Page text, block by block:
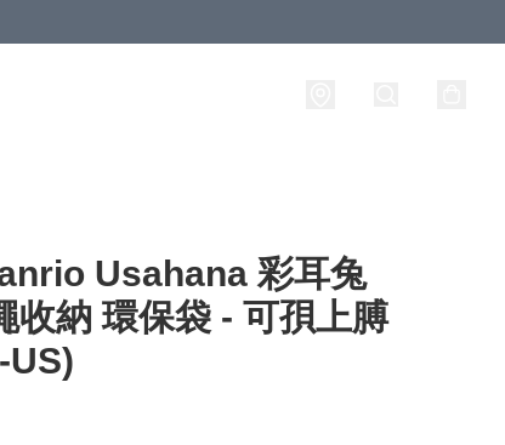
Usahana 彩耳兔
收納 環保袋 - 可孭上膊
US)